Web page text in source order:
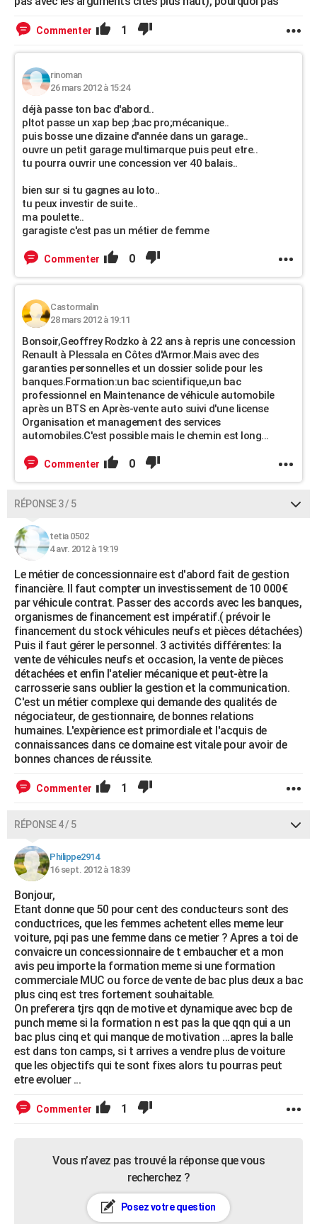
Commenter 1
rinoman
26 mars 2012 à 15:24
déjà passe ton bac d'abord..
pltot passe un xap bep ;bac pro;mécanique..
puis bosse une dizaine d'année dans un garage..
ouvre un petit garage multimarque puis peut etre..
tu pourra ouvrir une concession ver 40 balais..
bien sur si tu gagnes au loto..
tu peux investir de suite..
ma poulette..
garagiste c'est pas un métier de femme
Commenter 0
Castormalin
28 mars 2012 à 19:11
Bonsoir,Geoffrey Rodzko à 22 ans à repris une concession
Renault à Plessala en Côtes d'Armor.Mais avec des
garanties personnelles et un dossier solide pour les
banques.Formation:un bac scientifique,un bac
professionnel en Maintenance de véhicule automobile
après un BTS en Après-vente auto suivi d'une license
Organisation et management des services
automobiles.C'est possible mais le chemin est long...
Commenter 0
RÉPONSE 3 / 5
tetia 0502
4 avr. 2012 à 19:19
Le métier de concessionnaire est d'abord fait de gestion
financière. Il faut compter un investissement de 10 000€
par véhicule contrat. Passer des accords avec les banques,
organismes de financement est impératif.( prévoir le
financement du stock véhicules neufs et pièces détachées)
Puis il faut gérer le personnel. 3 activités différentes: la
vente de véhicules neufs et occasion, la vente de pièces
détachées et enfin l'atelier mécanique et peut-ètre la
carrosserie sans oublier la gestion et la communication.
C'est un métier complexe qui demande des qualités de
négociateur, de gestionnaire, de bonnes relations
humaines. L'expèrience est primordiale et l'acquis de
connaissances dans ce domaine est vitale pour avoir de
bonnes chances de réussite.
Commenter 1
RÉPONSE 4 / 5
Philippe2914
16 sept. 2012 à 18:39
Bonjour,
Etant donne que 50 pour cent des conducteurs sont des
conductrices, que les femmes achetent elles meme leur
voiture, pqi pas une femme dans ce metier ? Apres a toi de
convaicre un concessionnaire de t embaucher et a mon
avis peu importe la formation meme si une formation
commerciale MUC ou force de vente de bac plus deux a bac
plus cinq est tres fortement souhaitable.
On preferera tjrs qqn de motive et dynamique avec bcp de
punch meme si la formation n est pas la que qqn qui a un
bac plus cinq et qui manque de motivation ...apres la balle
est dans ton camps, si t arrives a vendre plus de voiture
que les objectifs qui te sont fixes alors tu pourras peut
etre evoluer ...
Commenter 1
Vous n’avez pas trouvé la réponse que vous
recherchez ?
Posez votre question